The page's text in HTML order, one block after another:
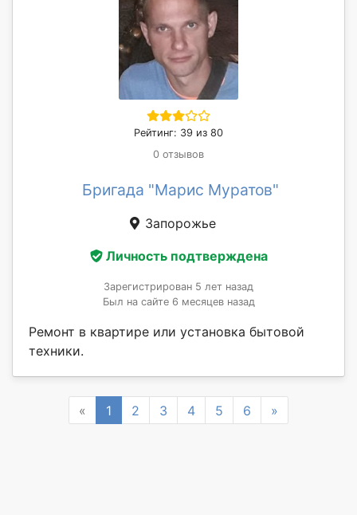
Рейтинг: 39 из 80
0 отзывов
Бригада "Марис Муратов"
Запорожье
Личность подтверждена
Зарегистрирован 5 лет назад
Был на сайте 6 месяцев назад
Ремонт в квартире или установка бытовой
техники.
« Previous
1 2 3 4 5 6 »